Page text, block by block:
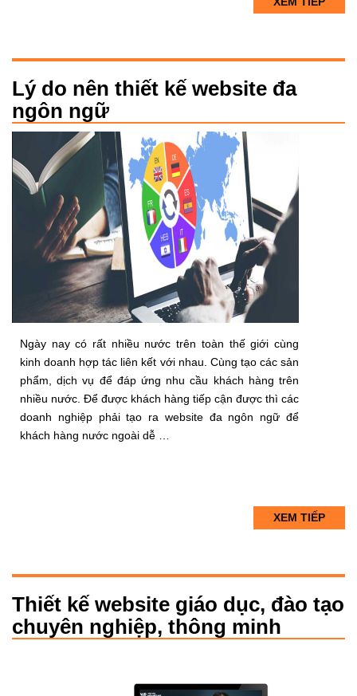
Lý do nên thiết kế website đa
ngôn ngữ
Ngày nay có rất nhiều nước trên toàn thế giới cùng
kinh doanh hợp tác liên kết với nhau. Cùng tạo các sản
phẩm, dịch vụ để đáp ứng nhu cầu khách hàng trên
nhiều nước. Để được khách hàng tiếp cận được thì các
doanh nghiệp phải tạo ra website đa ngôn ngữ để
khách hàng nước ngoài dễ …
XEM TIẾP
Thiết kế website giáo dục, đào tạo
chuyên nghiệp, thông minh